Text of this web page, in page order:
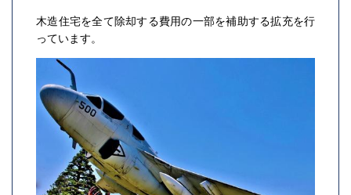
木造住宅を全て除却する費用の一部を補助する拡充を行
っています。